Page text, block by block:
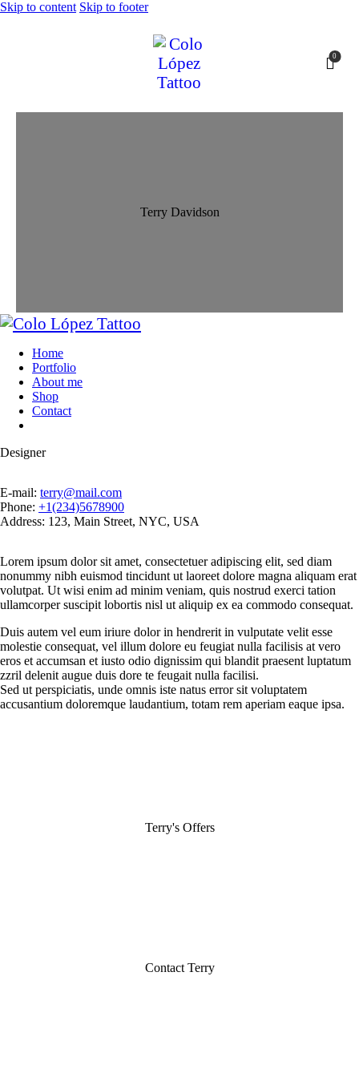
Skip to content Skip to footer
0
Terry Davidson
Home
Portfolio
About me
Shop
Contact
Designer
E-mail: terry@mail.com
Phone: +1(234)5678900
Address: 123, Main Street, NYC, USA
Lorem ipsum dolor sit amet, consectetuer adipiscing elit, sed diam
nonummy nibh euismod tincidunt ut laoreet dolore magna aliquam erat
volutpat. Ut wisi enim ad minim veniam, quis nostrud exerci tation
ullamcorper suscipit lobortis nisl ut aliquip ex ea commodo consequat.
Duis autem vel eum iriure dolor in hendrerit in vulputate velit esse
molestie consequat, vel illum dolore eu feugiat nulla facilisis at vero
eros et accumsan et iusto odio dignissim qui blandit praesent luptatum
zzril delenit augue duis dore te feugait nulla facilisi.
Sed ut perspiciatis, unde omnis iste natus error sit voluptatem
accusantium doloremque laudantium, totam rem aperiam eaque ipsa.
Terry's Offers
Contact Terry